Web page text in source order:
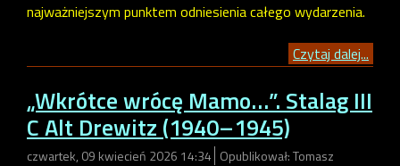
najważniejszym punktem odniesienia całego wydarzenia.
Czytaj dalej...
„Wkrótce wrócę Mamo…”. Stalag III
C Alt Drewitz (1940–1945)
czwartek, 09 kwiecień 2026 14:34 Opublikował: Tomasz